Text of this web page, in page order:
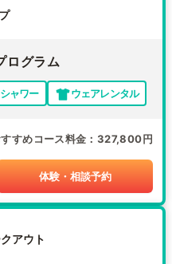
ログラム
シャワー ウェアレンタル
すめコース料金 327,800円
体験・相談予約
アウト